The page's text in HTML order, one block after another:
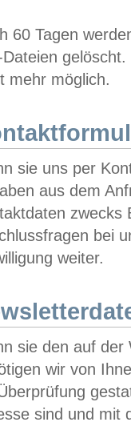
60 Tagen
Dateien
mehr möglich.
sie uns per
aus dem
zwecks
bei
weiter.
sie den auf der
wir von
sind und mit